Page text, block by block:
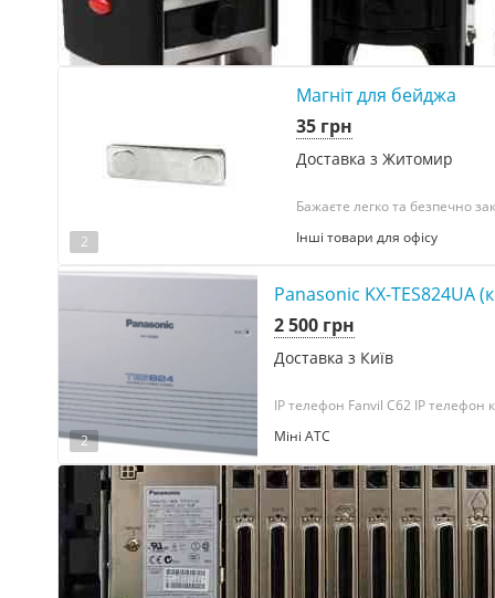
2
Магніт для бейджа
35 грн
Доставка з Житомир
Бажаєте легко та безпечно
Інші товари для офісу
2
Panasonic KX-TES824UA
2 500 грн
Доставка з Київ
IP телефон Fanvil C62 IP
Міні АТС